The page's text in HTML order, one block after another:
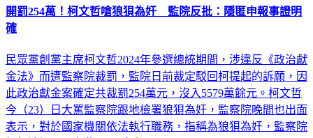
開罰254萬！柯文哲嗆狼狽為奸 監院反批：隱匿申報事證明
確
民眾黨創黨主席柯文哲2024年參選總統期間，涉違反《政治獻
金法》而遭監察院裁罰，監院日前裁定駁回柯提起的訴願，因
此政治獻金案確定共裁罰254萬元，沒入5579萬餘元。柯文哲
今（23）日大罵監察院跟地檢署狼狽為奸，監察院晚間也出面
表示，對於國家機關依法執行職務，指稱為狼狽為奸，監察院